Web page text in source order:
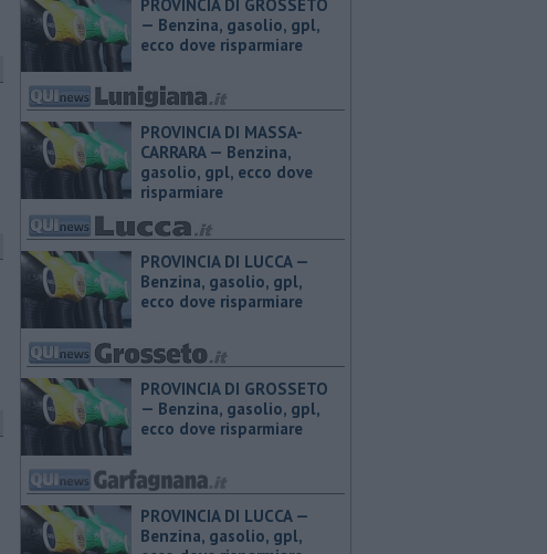
PROVINCIA DI GROSSETO
— ​Benzina, gasolio, gpl,
ecco dove risparmiare
PROVINCIA DI MASSA-
CARRARA — ​Benzina,
gasolio, gpl, ecco dove
risparmiare
PROVINCIA DI LUCCA — ​
Benzina, gasolio, gpl,
ecco dove risparmiare
PROVINCIA DI GROSSETO
— ​Benzina, gasolio, gpl,
ecco dove risparmiare
PROVINCIA DI LUCCA — ​
Benzina, gasolio, gpl,